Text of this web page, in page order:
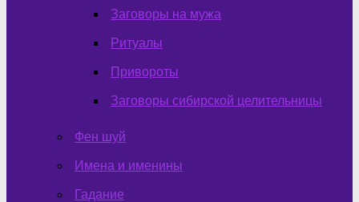
Заговоры на мужа
Ритуалы
Привороты
Заговоры сибирской целительницы
Фен шуй
Имена и именины
Гадание